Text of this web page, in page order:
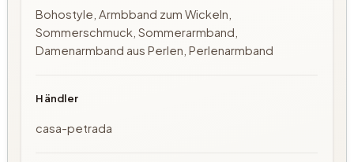
Bohostyle, Armbband zum Wickeln,
Sommerschmuck, Sommerarmband,
Damenarmband aus Perlen, Perlenarmband
Händler
casa-petrada